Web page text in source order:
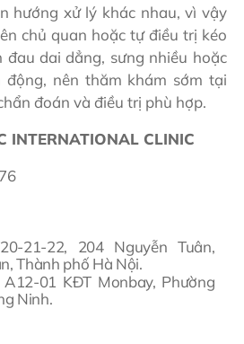
hướng xử lý khác nhau, vì vậy
chủ quan hoặc tự điều trị kéo
đau dai dẳng, sưng nhiều hoặc
động, nên thăm khám sớm tại
đoán và điều trị phù hợp.
INTERNATIONAL CLINIC
21-22, 204 Nguyễn Tuân,
Thành phố Hà Nội.
01 KĐT Monbay, Phường
Ninh.